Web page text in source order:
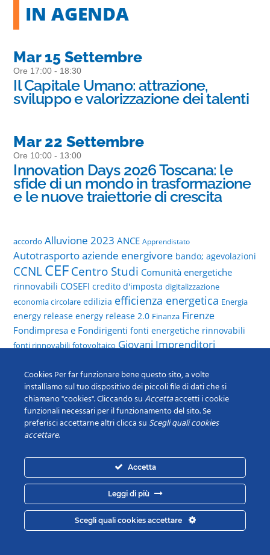
IN AGENDA
Mar 15 Settembre
Ore 17:00 - 18:30
Il Capitale Umano: attrazione,
sviluppo e valorizzazione dei talenti
Mar 22 Settembre
Ore 10:00 - 13:00
Innovation Days 2026 Toscana: le
sfide di un mondo in trasformazione
e le nuove traiettorie di crescita
accordo Alluvione 2023 ANCE Apprendistato
Autotrasportoaziende energivore bando; agevolazioni
CCNLCEF Centro Studi Comunità energetiche
rinnovabili COSEFI credito d'imposta digitalizzazione
economia circolare edilizia efficienza energetica Energia
energy release energy release 2.0 Finanza Firenze
Fondimpresa e Fondirigenti fonti energetiche rinnovabili
fonti rinnovabili fotovoltaico Giovani Imprenditori
Carrara Mercato elettrico Piccola IndustriaPNRR
privacy retribuzioni rinnovo Scuola sostenibilità
up Innovative territorio Tirocini e stage turismo
CONTATTI
Cookies Per far funzionare bene questo sito, a volte
installiamo sul tuo dispositivo dei piccoli file di dati che si
chiamano "cookies". Cliccando suAccettaaccetti i cookie
funzionali necessari per il funzionamento del sito. Se
preferisci accettarne altri clicca su Scegli quali cookies
accettare.
Accetta
Leggi di più
Scegli quali cookies accettare